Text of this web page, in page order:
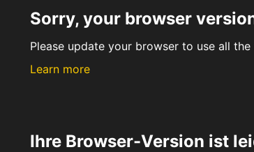
Sorry, your browser
Please update your browser to use all
Learn more
Ihre Browser-Version ist